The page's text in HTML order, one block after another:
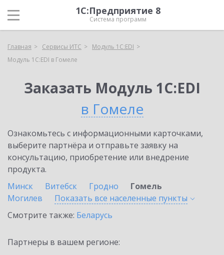
1С:Предприятие 8
Система программ
Главная Сервисы ИТС
Модуль 1C:EDI
Модуль 1C:EDI в Гомеле
Заказать Модуль 1C:EDI
в Гомеле
Ознакомьтесь с информационными карточками,
выберите партнёра и отправьте заявку на
консультацию, приобретение или внедрение
продукта.
Минск
Витебск Гродно
Гомель
Могилев
Показать все населенные пункты
Смотрите также: Беларусь
Партнеры в вашем регионе: